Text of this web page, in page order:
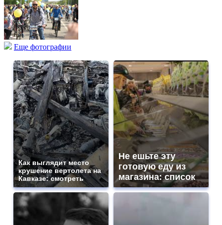
Еще фотографии
Как выглядит место
крушение вертолета на
Кавказе: смотреть
Не ешьте эту
готовую еду из
магазина: список